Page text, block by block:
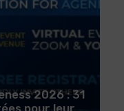
2026 : 31